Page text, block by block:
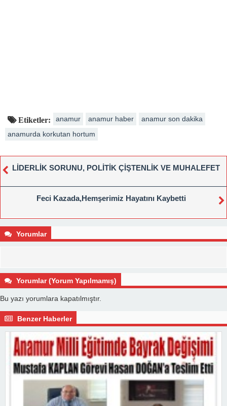
Etiketler: anamur anamur haber
anamur son dakika
anamurda korkutan hortum
LİDERLİK SORUNU, POLİTİK ÇİŞTENLİK VE MUHALEFET
Feci Kazada,Hemşerimiz Hayatını Kaybetti
Yorumlar
Yorumlar (Yorum Yapılmamış)
Bu yazı yorumlara kapatılmıştır.
Benzer Haberler